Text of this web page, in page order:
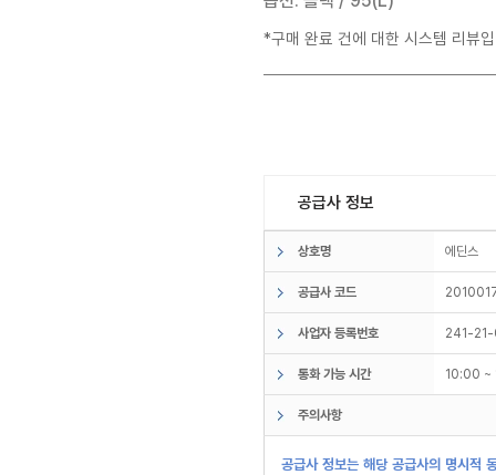
*구매 완료 건에 대한 시스템 리뷰
공급사 정보
상호명 에딘스
공급사 코드
사업자 등록번호 241-
통화 가능 시간 10:00
주의사항
공급사 정보는 해당 공급사의 명시적